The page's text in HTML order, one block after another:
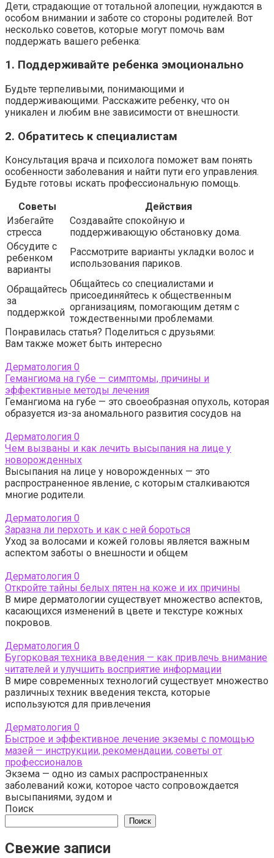
Дети, страдающие от тотальной алопеции, нуждаются в
особом внимании и заботе со стороны родителей. Вот
несколько советов, которые могут помочь вам
поддержать вашего ребенка:
1. Поддерживайте ребенка эмоционально
Будьте терпеливыми, понимающими и
поддерживающими. Расскажите ребенку, что он
уникален и любим вне зависимости от внешности.
2. Обратитесь к специалистам
Консультация врача и психолога поможет вам понять
особенности заболевания и найти пути его управления.
Будьте готовы искать профессиональную помощь.
Советы
Действия
Избегайте
стресса
Создавайте спокойную и
поддерживающую обстановку дома.
Обсудите с
ребенком
варианты
Рассмотрите варианты укладки волос и
использования париков.
Обращайтесь
за
поддержкой
Общайтесь со специалистами и
присоединяйтесь к общественным
организациям, помогающим детям с
тождественными проблемами.
Понравилась статья? Поделиться с друзьями:
Вам также может быть интересно
Дерматология 0
Гемангиома на губе — симптомы, причины и
эффективные методы лечения
Гемангиома на губе — это своеобразная опухоль, которая
образуется из-за аномального развития сосудов на
Дерматология 0
Чем вызваны и как лечить высыпания на лице у
новорожденных
Высыпания на лице у новорожденных — это
распространенное явление, с которым сталкиваются
многие родители.
Дерматология 0
Заразна ли перхоть и как с ней бороться
Уход за волосами и кожей головы является важным
аспектом заботы о внешности и общем
Дерматология 0
Откройте тайны белых пятен на коже и их причины
В мире дерматологии существует множество аспектов,
касающихся изменений в цвете и текстуре кожных
покровов.
Дерматология 0
Бугорковая техника введения — как привлечь внимание
читателей и улучшить восприятие информации
В мире современных технологий существует множество
различных техник введения текста, которые
используются для привлечения
Дерматология 0
Быстрое и эффективное лечение экземы с помощью
мазей — инструкции, рекомендации, советы от
профессионалов
Экзема — одно из самых распространенных
заболеваний кожи, которое часто сопровождается
высыпаниями, зудом и
Поиск
Поиск
Свежие записи